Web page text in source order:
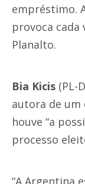
empréstimo.
provoca cada
Planalto.
Bia Kicis (PL-
autora de um
houve “a
processo
“A Argentina